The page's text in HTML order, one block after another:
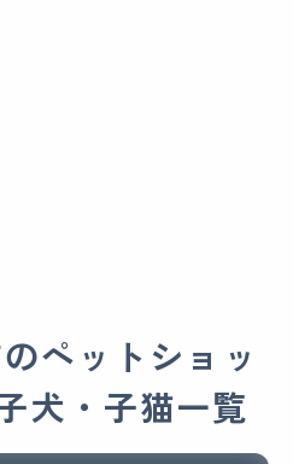
ペットショッ
犬・子猫一覧